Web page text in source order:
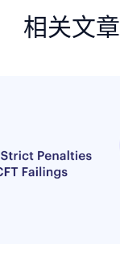
相关文章